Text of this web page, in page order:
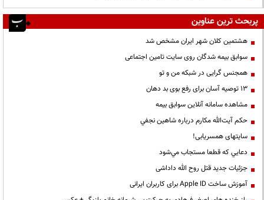
پربحث ترین عناوین
هشتمین کلان شهر ایران مشخص شد
سوابق بیمه شدگان روی سایت تامین اجتماعی
همجنس گرایی در شبکه من و تو
13 توصیه آسان برای رفع بوی بد دهان
مشاهده سامانه آنلاين سوابق بیمه
حكم آيت‌الله مكارم درباره شاهين نجفي
سایتهای همسریابی!
دعايي كه قطعا مستجاب مي‌شود
جزئیات جدید قتل روح الله داداشی
آموزش ساخت Apple ID برای کاربران ایرانی